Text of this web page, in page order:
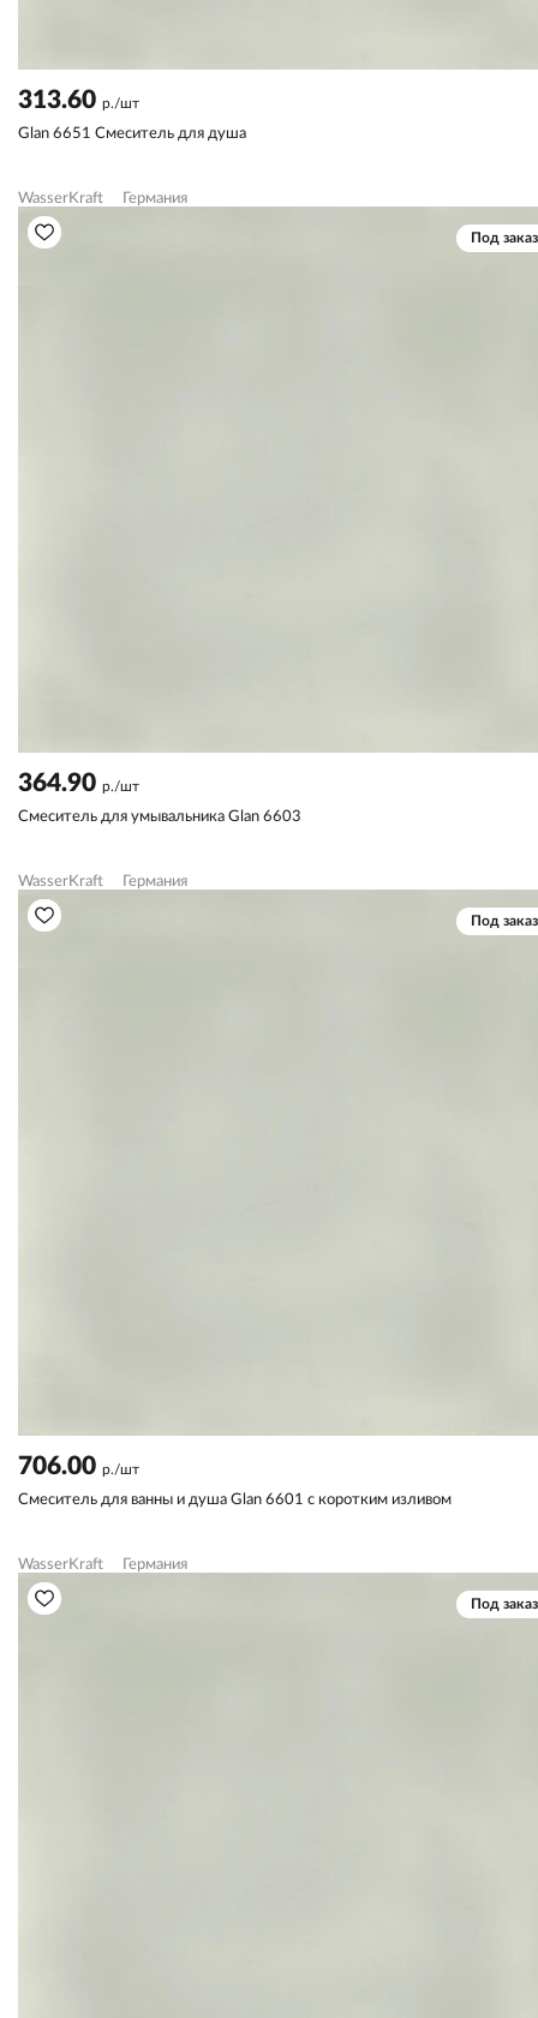
313.60 р./шт
Glan 6651 Смеситель для душа
WasserKraft Германия
Под заказ
364.90 р./шт
Смеситель для умывальника Glan 6603
WasserKraft Германия
Под заказ
706.00 р./шт
Смеситель для ванны и душа Glan 6601 с коротким изливом
WasserKraft Германия
Под заказ